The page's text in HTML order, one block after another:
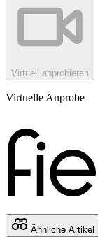
Virtuell anprobieren
Virtuelle Anprobe
Ähnliche Artikel